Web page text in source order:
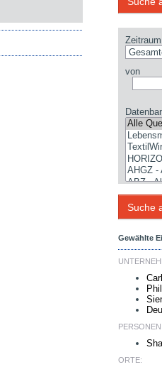
Zeitraum
von
Gewählte
PERSONEN:
ORTE: